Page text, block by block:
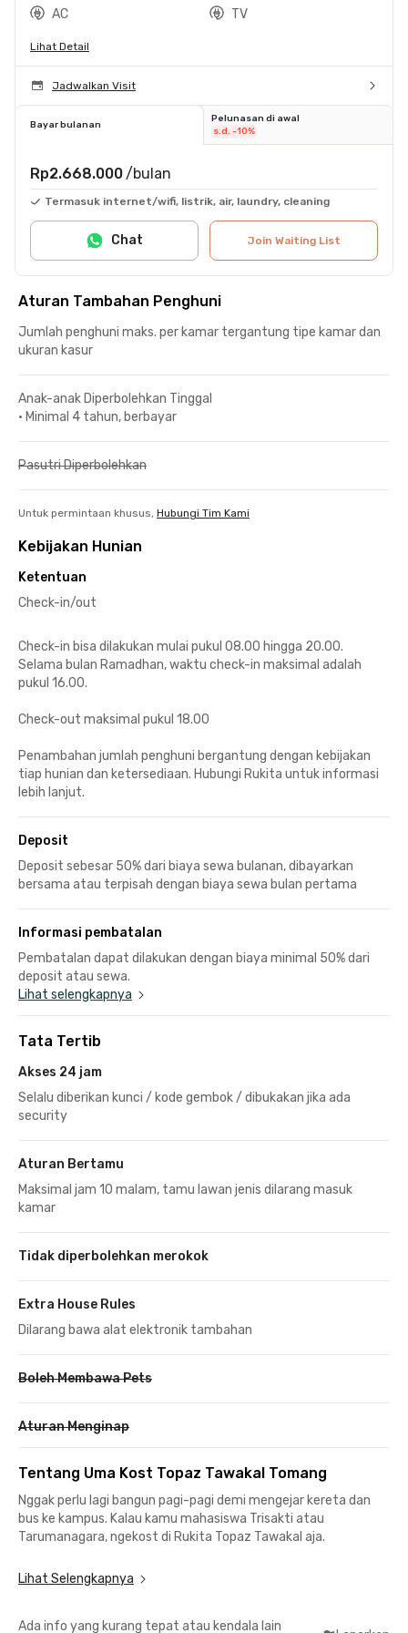
AC TV
Lihat Detail
Jadwalkan Visit
Bayar bulanan
Pelunasan di awal
s.d. -10%
Rp2.668.000 /bulan
Termasuk internet/wifi, listrik, air, laundry, cleaning
Join Waiting List
Chat
Aturan Tambahan Penghuni
Jumlah penghuni maks. per kamar tergantung tipe kamar dan
ukuran kasur
Anak-anak Diperbolehkan Tinggal
• Minimal 4 tahun, berbayar
Pasutri Diperbolehkan
Untuk permintaan khusus, Hubungi Tim Kami
Kebijakan Hunian
Ketentuan
Check-in/out
Check-in bisa dilakukan mulai pukul 08.00 hingga 20.00.
Selama bulan Ramadhan, waktu check-in maksimal adalah
pukul 16.00.
Check-out maksimal pukul 18.00
Penambahan jumlah penghuni bergantung dengan kebijakan
tiap hunian dan ketersediaan. Hubungi Rukita untuk informasi
lebih lanjut.
Deposit
Deposit sebesar 50% dari biaya sewa bulanan, dibayarkan
bersama atau terpisah dengan biaya sewa bulan pertama
Informasi pembatalan
Pembatalan dapat dilakukan dengan biaya minimal 50% dari
deposit atau sewa.
Lihat selengkapnya
Tata Tertib
Akses 24 jam
Selalu diberikan kunci / kode gembok / dibukakan jika ada
security
Aturan Bertamu
Maksimal jam 10 malam, tamu lawan jenis dilarang masuk
kamar
Tidak diperbolehkan merokok
Extra House Rules
Dilarang bawa alat elektronik tambahan
Boleh Membawa Pets
Aturan Menginap
Tentang Uma Kost Topaz Tawakal Tomang
Nggak perlu lagi bangun pagi-pagi demi mengejar kereta dan
bus ke kampus. Kalau kamu mahasiswa Trisakti atau
Tarumanagara, ngekost di Rukita Topaz Tawakal aja.
Kost coliving eksklusif berkonsep coliving ini berlokasi hanya 5
menit jalan kaki ke kampus Trisakti Kampus A dan 15 menit ke
parkiran motor Rukita Topaz Tawakal Tomang siap
Lihat Selengkapnya
Ada info yang kurang tepat atau kendala lain